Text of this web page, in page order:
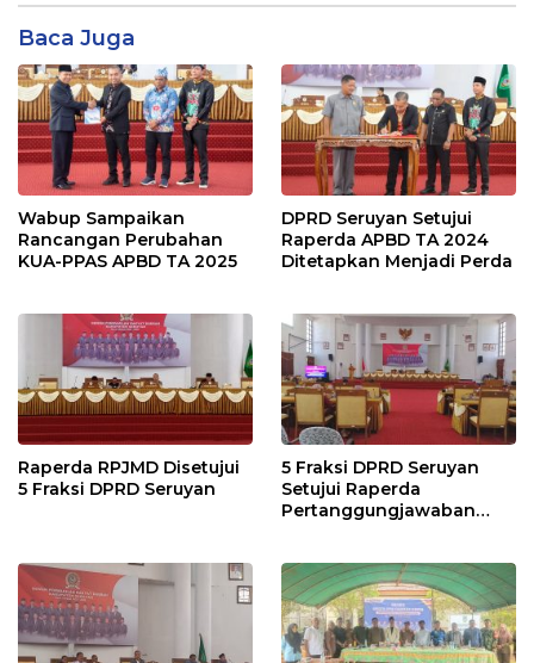
Baca Juga
Wabup Sampaikan
Rancangan Perubahan
KUA-PPAS APBD TA 2025
DPRD Seruyan Setujui
Raperda APBD TA 2024
Ditetapkan Menjadi Perda
Raperda RPJMD Disetujui
5 Fraksi DPRD Seruyan
5 Fraksi DPRD Seruyan
Setujui Raperda
Pertanggungjawaban